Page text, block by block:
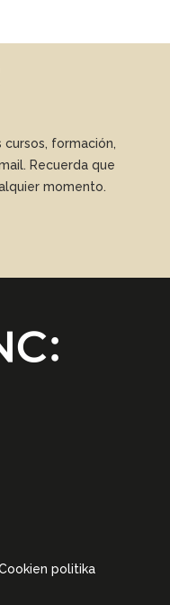
formación,
Recuerda que
momento.
politika